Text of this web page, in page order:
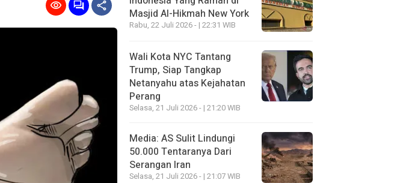
Masjid Al-Hikmah New York
Rabu, 22 Juli 2026 - | 22:31 WIB
Wali Kota NYC Tantang
Trump, Siap Tangkap
Netanyahu atas Kejahatan
Perang
Selasa, 21 Juli 2026 - | 21:20 WIB
Media: AS Sulit Lindungi
50.000 Tentaranya Dari
Serangan Iran
Selasa, 21 Juli 2026 - | 21:07 WIB